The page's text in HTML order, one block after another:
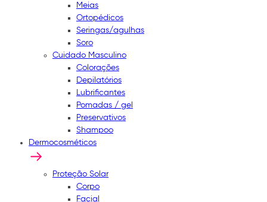
Meias
Ortopédicos
Seringas/agulhas
Soro
Cuidado Masculino
Colorações
Depilatórios
Lubrificantes
Pomadas / gel
Preservativos
Shampoo
Dermocosméticos
Proteção Solar
Corpo
Facial